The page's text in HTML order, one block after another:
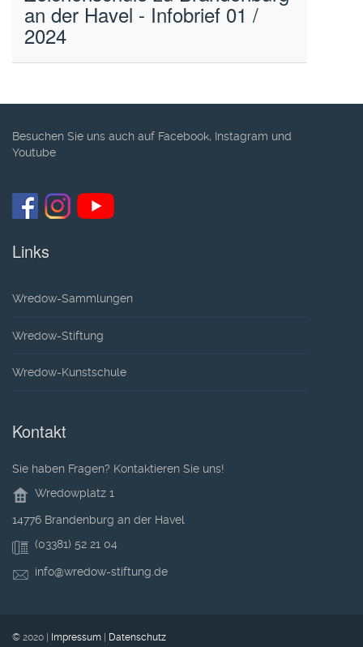
an der Havel - Infobrief 01 /
2024
Besuchen Sie uns auch auf Facebook, Instagram und
Youtube
Links
Wredow-Sammlungen
Wredow-Stiftung
Wredow-Kunstschule
Kontakt
Sie haben Fragen? Kontaktieren Sie uns!
Wredowplatz 1
14776 Brandenburg an der Havel
(03381) 52 21 04
info@wredow-stiftung.de
© 2020 | Impressum | Datenschutz